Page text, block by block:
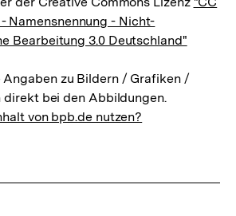
Namensnennung - Nicht-
Bearbeitung 3.0 Deutschland"
zu Bildern / Grafiken /
direkt bei den Abbildungen.
von bpb.de nutzen?